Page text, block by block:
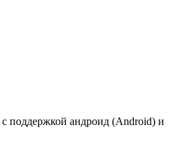
с поддержкой андроид (Android) и